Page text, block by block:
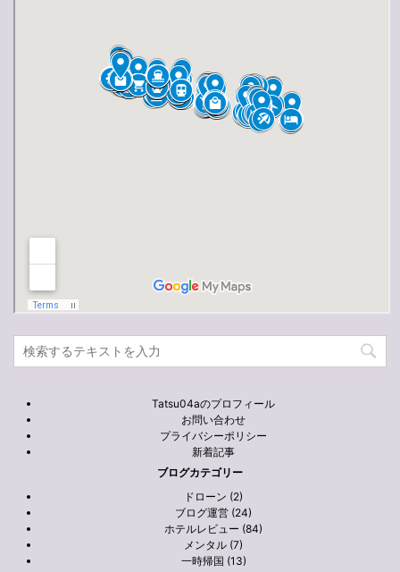
Tatsu04aのプロフィール
お問い合わせ
プライバシーポリシー
新着記事
ブログカテゴリー
ドローン (2)
ブログ運営 (24)
ホテルレビュー (84)
メンタル (7)
一時帰国 (13)